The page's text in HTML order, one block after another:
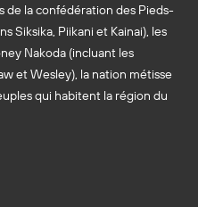
la confédération des Pieds-
Siksika, Piikani et Kainai), les
Nakoda (incluant les
et Wesley), la nation métisse
qui habitent la région du